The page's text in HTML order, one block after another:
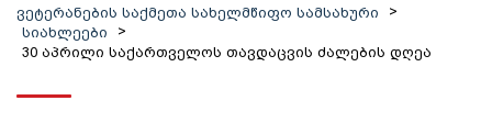
ვეტერანების საქმეთა სახელმწიფო სამსახური
>
სიახლეები
>
30 აპრილი საქართველოს თავდაცვის ძალების დღეა